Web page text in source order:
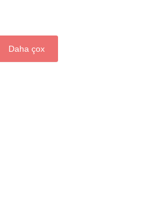
Daha çox